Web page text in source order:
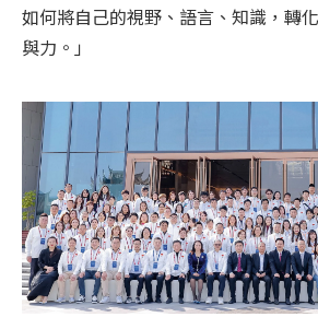
如何將自己的視野、語言、知識，轉
與力。」